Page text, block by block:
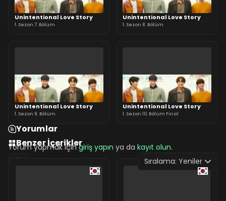
Unintentional Love Story
1. Sezon 7. Bölüm
Unintentional Love Story
1. Sezon 8. Bölüm
Unintentional Love Story
1. Sezon 9. Bölüm
Unintentional Love Story
1. Sezon 10. Bölüm Final
Yorumlar
Yorum yapmak içingiriş yapın ya da kayıt olun.
Sıralama: Yeniler
Benzer İçerikler